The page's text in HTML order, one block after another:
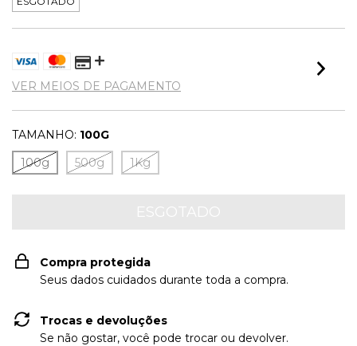
VER MEIOS DE PAGAMENTO
TAMANHO: 100G
100g
500g 1Kg
Compra protegida
Seus dados cuidados durante toda a compra.
Trocas e devoluções
Se não gostar, você pode trocar ou devolver.